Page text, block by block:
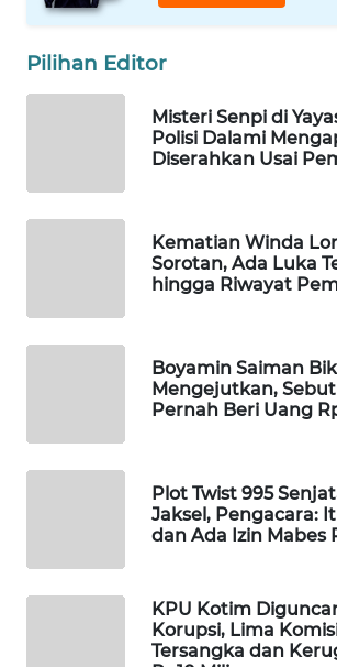
Pilihan Editor
Misteri Senpi di
Polisi Dalami
Diserahkan Usai
Kematian Winda
Sorotan, Ada Luka
hingga Riwayat
Boyamin Saiman
Mengejutkan,
Pernah Beri Uang
Plot Twist 995
Jaksel, Pengacara:
dan Ada Izin Mabes
KPU Kotim
Korupsi, Lima
Tersangka dan
OTOMOTIF
WAHANA
DESA
WAHANA
KELISTRIKAN